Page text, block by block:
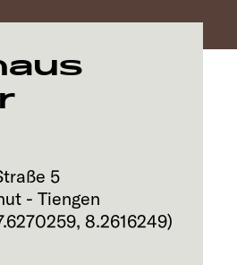
votre
5
- Tiengen
, 8.2616249)